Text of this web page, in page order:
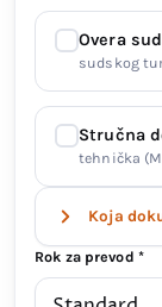
Overa
sudskog
Stručna
tehnička
Koja
Rok za prevod *